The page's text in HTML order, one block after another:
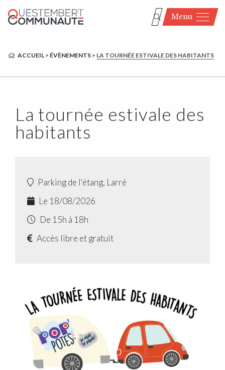
Menu
ACCUEIL > ÉVÈNEMENTS > LA TOURNÉE ESTIVALE DES HABITANTS
La tournée estivale des
habitants
Parking de l'étang, Larré
Le 18/08/2026
De 15h à 18h
Accès libre et gratuit